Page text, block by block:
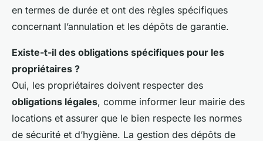
en termes de durée et ont des règles spécifiques
concernant l’annulation et les dépôts de garantie.
Existe-t-il des obligations spécifiques pour les
propriétaires ?
Oui, les propriétaires doivent respecter des
obligations légales, comme informer leur mairie des
locations et assurer que le bien respecte les normes
de sécurité et d’hygiène. La gestion des dépôts de